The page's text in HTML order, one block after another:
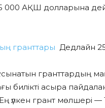
АҚШ долларына дейін
гранттары Дедлайн
гранттардың
билікті асыра
үлкен грант